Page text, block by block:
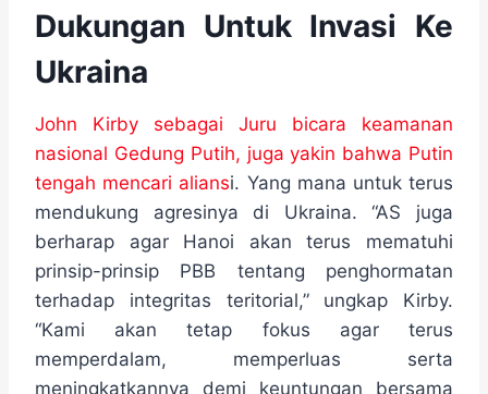
Dukungan Untuk Invasi Ke
Ukraina
John Kirby sebagai Juru bicara keamanan
nasional Gedung Putih, juga yakin bahwa Putin
tengah mencari aliansi. Yang mana untuk terus
mendukung agresinya di Ukraina. “AS juga
berharap agar Hanoi akan terus mematuhi
prinsip-prinsip PBB tentang penghormatan
terhadap integritas teritorial,” ungkap Kirby.
“Kami akan tetap fokus agar terus
memperdalam, memperluas serta
meningkatkannya demi keuntungan bersama